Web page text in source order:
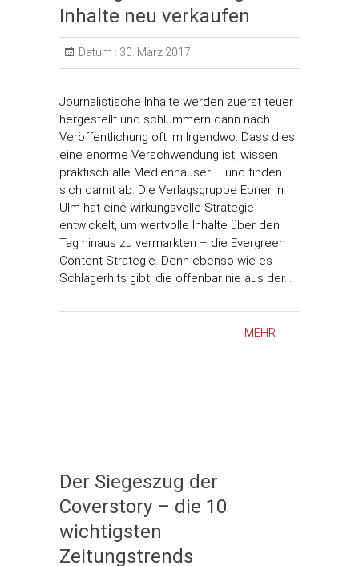
Inhalte neu verkaufen
Datum : 30. März 2017
Journalistische Inhalte werden zuerst teuer
hergestellt und schlummern dann nach
Veröffentlichung oft im Irgendwo. Dass dies
eine enorme Verschwendung ist, wissen
praktisch alle Medienhäuser – und finden
sich damit ab. Die Verlagsgruppe Ebner in
Ulm hat eine wirkungsvolle Strategie
entwickelt, um wertvolle Inhalte über den
Tag hinaus zu vermarkten – die Evergreen
Content Strategie. Denn ebenso wie es
Schlagerhits gibt, die offenbar nie aus der…
MEHR
Der Siegeszug der
Coverstory – die 10
wichtigsten
Zeitungstrends